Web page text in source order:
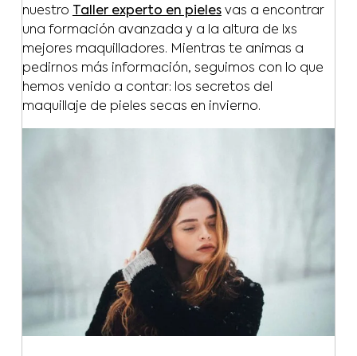
nuestro Taller experto en pielesvas a encontrar
una formación avanzada y a la altura de lxs
mejores maquilladores. Mientras te animas a
pedirnos más información, seguimos con lo que
hemos venido a contar: los secretos del
maquillaje de pieles secas en invierno.